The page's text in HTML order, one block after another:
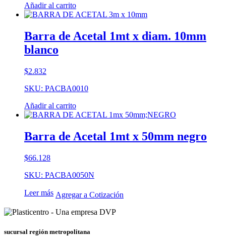
Añadir al carrito
Barra de Acetal 1mt x diam. 10mm
blanco
$2.832
SKU: PACBA0010
Añadir al carrito
Barra de Acetal 1mt x 50mm negro
$66.128
SKU: PACBA0050N
Leer más Agregar a Cotización
sucursal región metropolitana